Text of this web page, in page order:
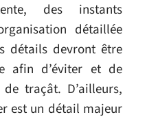
des instants
détaillée
détails devront être
afin d’éviter et de
traçât. D’ailleurs,
est un détail majeur